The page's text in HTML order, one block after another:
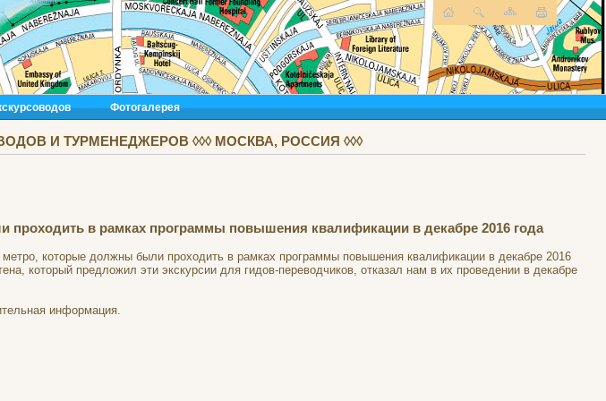
Фотогалерея
И ТУРМЕНЕДЖЕРОВ ◊◊◊ МОСКВА, РОССИЯ ◊◊◊
в рамках программы повышения квалификации в декабре 2016 года
которые должны были проходить в рамках программы повышения квалификации в декабре 2016
который предложил эти экскурсии для гидов-переводчиков, отказал нам в их проведении в декабре
информация.